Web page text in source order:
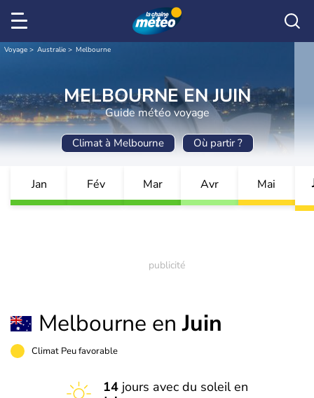
Voyage Australie Melbourne
MELBOURNE EN JUIN
Guide météo voyage
Climat à Melbourne Où partir ?
Jan Fév Mar Avr Mai
Melbourne enJuin
Climat Peu favorable
14 jours avec du soleil en